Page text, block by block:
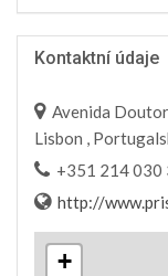
Kontaktní údaje
Avenida
Lisbon ,
+351 214 030
http://
+